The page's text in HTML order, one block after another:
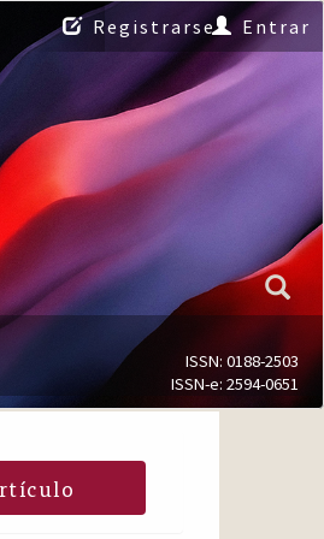
Registrarse Entrar
ISSN: 0188-2503
ISSN-e: 2594-0651